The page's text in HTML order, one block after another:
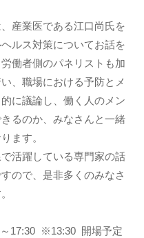
産業医である江口尚氏を
ルス対策についてお話を
働者側のパネリストも加
、職場における予防とメ
に議論し、働く人のメン
るのか、みなさんと一緒
ます。
活躍している専門家の話
ので、是非多くのみなさ
～17:30 ※13:30 開場予定